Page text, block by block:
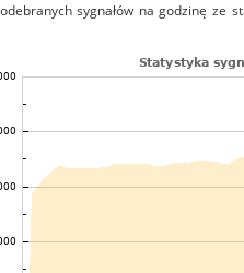
sygnałów na godzinę ze